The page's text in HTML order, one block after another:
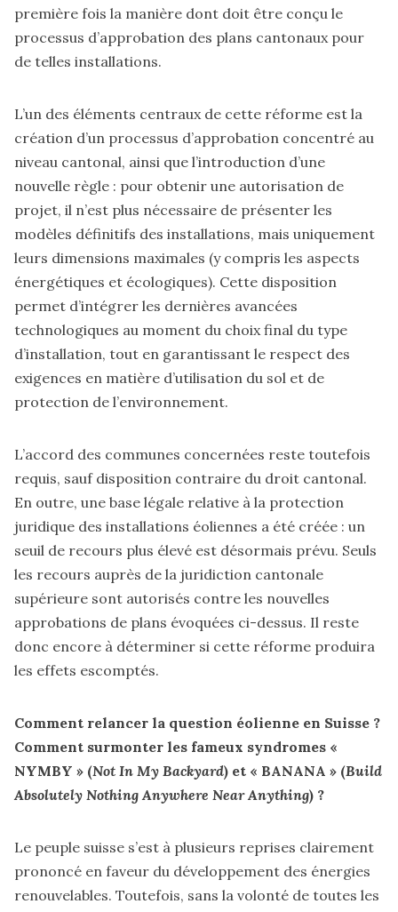
première fois la manière dont doit être conçu le
processus d’approbation des plans cantonaux pour
de telles installations.
L’un des éléments centraux de cette réforme est la
création d’un processus d’approbation concentré au
niveau cantonal, ainsi que l’introduction d’une
nouvelle règle : pour obtenir une autorisation de
projet, il n’est plus nécessaire de présenter les
modèles définitifs des installations, mais uniquement
leurs dimensions maximales (y compris les aspects
énergétiques et écologiques). Cette disposition
permet d’intégrer les dernières avancées
technologiques au moment du choix final du type
d’installation, tout en garantissant le respect des
exigences en matière d’utilisation du sol et de
protection de l’environnement.
L’accord des communes concernées reste toutefois
requis, sauf disposition contraire du droit cantonal.
En outre, une base légale relative à la protection
juridique des installations éoliennes a été créée : un
seuil de recours plus élevé est désormais prévu. Seuls
les recours auprès de la juridiction cantonale
supérieure sont autorisés contre les nouvelles
approbations de plans évoquées ci-dessus. Il reste
donc encore à déterminer si cette réforme produira
les effets escomptés.
Comment relancer la question éolienne en Suisse ?
Comment surmonter les fameux syndromes «
NYMBY » (Not In My Backyard) et « BANANA » (Build
Absolutely Nothing Anywhere Near Anything) ?
Le peuple suisse s’est à plusieurs reprises clairement
prononcé en faveur du développement des énergies
renouvelables. Toutefois, sans la volonté de toutes les